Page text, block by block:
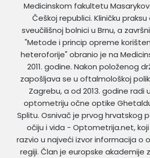
Medicinskom fakultetu
Češkoj republici. Kliničku
sveučilišnoj bolnici u Brnu, a
"Metode i princip opreme
heteroforije" obranio je na
2011. godine. Nakon položenog
zapošljava se u oftalmološkoj
Zagrebu, a od 2013. godine radi
optometriju očne optike
Splitu. Osnivač je prvog hrvatskog
očiju i vida - Optometrija.net,
razvio u najveći izvor informacija o
regiji. Član je europske akademije